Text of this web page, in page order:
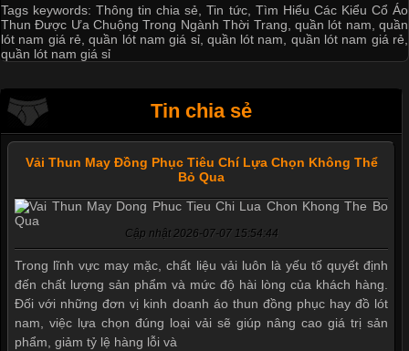
Tags keywords:Thông tin chia sẻ,Tin tức, Tìm Hiểu Các Kiểu Cổ Áo
Thun Được Ưa Chuộng Trong Ngành Thời Trang, quần lót nam,quần
lót nam giá rẻ,quần lót nam giá sỉ, quần lót nam, quần lót nam giá rẻ,
quần lót nam giá sỉ
Tin chia sẻ
Vải Thun May Đồng Phục Tiêu Chí Lựa Chọn Không Thể
Bỏ Qua
Cập nhật 2026-07-07 15:54:44
Trong lĩnh vực may mặc, chất liệu vải luôn là yếu tố quyết định
đến chất lượng sản phẩm và mức độ hài lòng của khách hàng.
Đối với những đơn vị kinh doanh áo thun đồng phục hay đồ lót
nam, việc lựa chọn đúng loại vải sẽ giúp nâng cao giá trị sản
phẩm, giảm tỷ lệ hàng lỗi và
Mẫu quần short quần lót nam nữ hè thu 2017